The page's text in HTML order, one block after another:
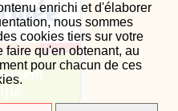
enrichi et d'élaborer
nous sommes
cookies tiers sur votre
faire qu'en obtenant, au
pour chacun de ces